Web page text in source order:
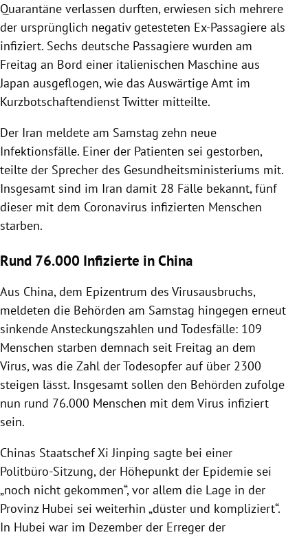
Quarantäne verlassen durften, erwiesen sich mehrere
der ursprünglich negativ getesteten Ex-Passagiere als
infiziert. Sechs deutsche Passagiere wurden am
Freitag an Bord einer italienischen Maschine aus
Japan ausgeflogen, wie das Auswärtige Amt im
KurzbotschaftendienstTwitter mitteilte.
Der Iran meldete am Samstag zehn neue
Infektionsfälle. Einer der Patienten sei gestorben,
teilte der Sprecher des Gesundheitsministeriums mit.
Insgesamt sind im Iran damit 28 Fälle bekannt, fünf
dieser mit dem Coronavirus infizierten Menschen
starben.
Rund 76.000 Infizierte in China
Aus China, dem Epizentrum des Virusausbruchs,
meldeten die Behörden am Samstag hingegen erneut
sinkende Ansteckungszahlen und Todesfälle: 109
Menschen starben demnach seit Freitag an dem
Virus, was die Zahl der Todesopfer auf über 2300
steigen lässt. Insgesamt sollen den Behörden zufolge
nun rund 76.000 Menschen mit dem Virus infiziert
sein.
Chinas StaatschefXi Jinping sagte bei einer
Politbüro-Sitzung, der Höhepunkt der Epidemie sei
„noch nicht gekommen“, vor allem die Lage in der
Provinz Hubei sei weiterhin „düster und kompliziert“.
In Hubei war im Dezember der Erreger der